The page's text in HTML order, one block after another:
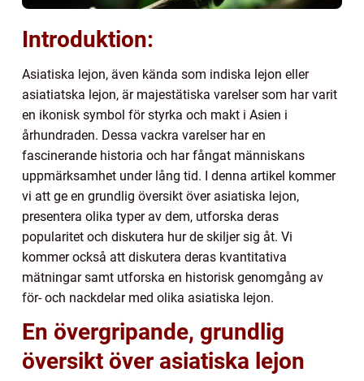
Introduktion:
Asiatiska lejon, även kända som indiska lejon eller
asiatiatska lejon, är majestätiska varelser som har varit
en ikonisk symbol för styrka och makt i Asien i
århundraden. Dessa vackra varelser har en
fascinerande historia och har fångat människans
uppmärksamhet under lång tid. I denna artikel kommer
vi att ge en grundlig översikt över asiatiska lejon,
presentera olika typer av dem, utforska deras
popularitet och diskutera hur de skiljer sig åt. Vi
kommer också att diskutera deras kvantitativa
mätningar samt utforska en historisk genomgång av
för- och nackdelar med olika asiatiska lejon.
En övergripande, grundlig
översikt över asiatiska lejon